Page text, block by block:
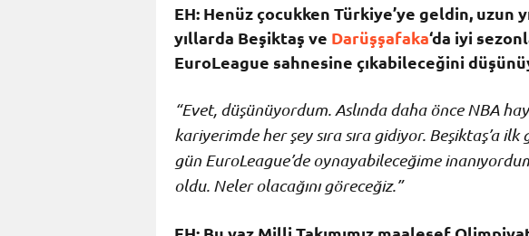
EH: Henüz çocukken Türkiye’ye geldin, uzun
yıllarda Beşiktaş ve Darüşşafaka‘da iyi
EuroLeague sahnesine çıkabileceğini
“Evet, düşünüyordum. Aslında daha önce NBA
kariyerimde her şey sıra sıra gidiyor. Beşiktaş’a
gün EuroLeague’de oynayabileceğime
oldu. Neler olacağını göreceğiz.”